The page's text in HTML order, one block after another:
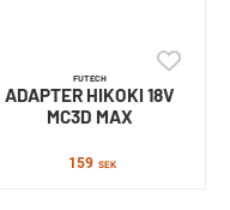
FUTECH
ADAPTER HIKOKI 18V
MC3D MAX
159 SEK